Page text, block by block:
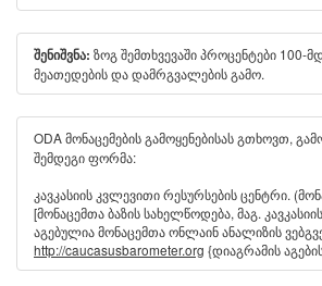
შენიშვნა: ზოგ შემთხვევაში პროცენტები 100-
მეათედების და დამრგვალების გამო.
ODA მონაცემების გამოყენებისას გთხოვთ,
შემდეგი ფორმა:
კავკასიის კვლევითი რესურსების ცენტრი.
[მონაცემთა ბაზის სახელწოდება, მაგ.
აგებულია მონაცემთა ონლაინ ანალიზის
http://caucasusbarometer.org {დიაგრამის